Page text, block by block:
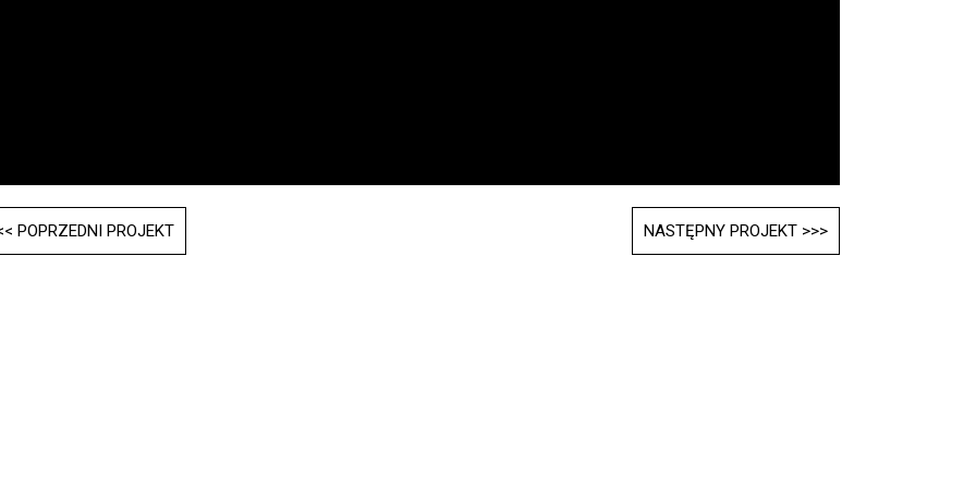
POPRZEDNI PROJEKT NASTĘPNY PROJEKT >>>